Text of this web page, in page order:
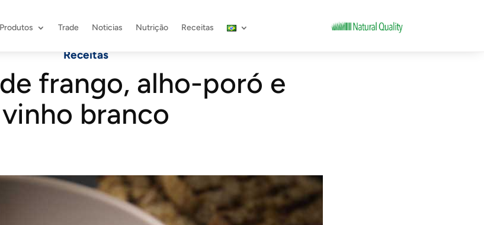
Produtos Trade Noticias Nutrição Receitas
Receitas
frango, alho-poró e
vinho branco